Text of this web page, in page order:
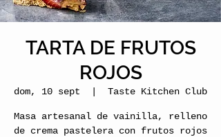
TARTA DE FRUTOS
ROJOS
dom, 10 sept Taste Kitchen Club
Masa artesanal de vainilla, relleno
de crema pastelera con frutos rojos